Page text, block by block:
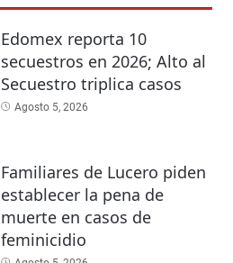
Edomex reporta 10
secuestros en 2026; Alto al
Secuestro triplica casos
Agosto 5, 2026
Familiares de Lucero piden
establecer la pena de
muerte en casos de
feminicidio